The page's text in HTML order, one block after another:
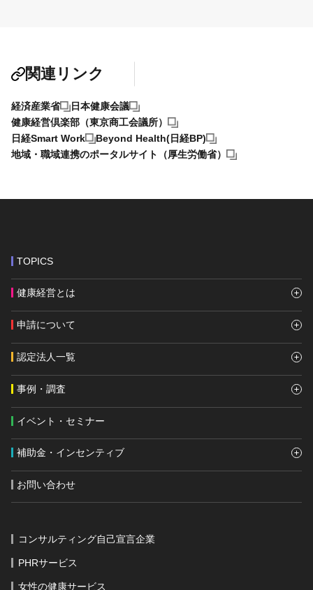
関連リンク
経済産業省
日本健康会議
健康経営倶楽部（東京商工会議所）
日経Smart Work
Beyond Health(日経BP)
地域・職域連携のポータルサイト（厚生労働省）
TOPICS
健康経営とは
申請について
認定法人一覧
事例・調査
イベント・セミナー
補助金・インセンティブ
お問い合わせ
コンサルティング自己宣言企業
PHRサービス
女性の健康サービス